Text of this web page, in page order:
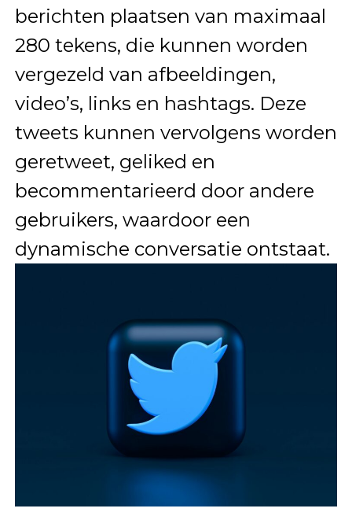
berichten plaatsen van maximaal
280 tekens, die kunnen worden
vergezeld van afbeeldingen,
video’s, links en hashtags. Deze
tweets kunnen vervolgens worden
geretweet, geliked en
becommentarieerd door andere
gebruikers, waardoor een
dynamische conversatie ontstaat.